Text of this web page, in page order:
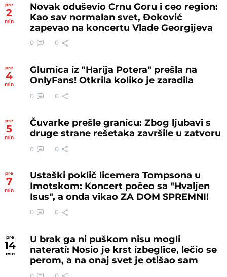
pre
2
min
Novak oduševio Crnu Goru i ceo region:
Kao sav normalan svet, Đoković
zapevao na koncertu Vlade Georgijeva
0 0
pre
4
min
Glumica iz "Harija Potera" prešla na
OnlyFans! Otkrila koliko je zaradila
0 0
pre
5
min
Čuvarke prešle granicu: Zbog ljubavi s
druge strane rešetaka završile u zatvoru
0 0
pre
7
min
Ustaški poklič licemera Tompsona u
Imotskom: Koncert počeo sa "Hvaljen
Isus", a onda vikao ZA DOM SPREMNI!
0 0
pre
14
min
U brak ga ni puškom nisu mogli
naterati: Nosio je krst izbeglice, lečio se
perom, a na onaj svet je otišao sam